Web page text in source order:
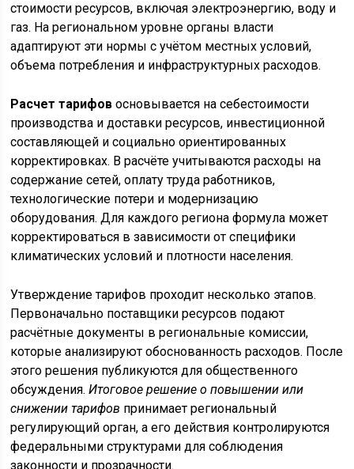
стоимости ресурсов, включая электроэнергию, воду и
газ. На региональном уровне органы власти
адаптируют эти нормы с учётом местных условий,
объема потребления и инфраструктурных расходов.
Расчет тарифов основывается на себестоимости
производства и доставки ресурсов, инвестиционной
составляющей и социально ориентированных
корректировках. В расчёте учитываются расходы на
содержание сетей, оплату труда работников,
технологические потери и модернизацию
оборудования. Для каждого региона формула может
корректироваться в зависимости от специфики
климатических условий и плотности населения.
Утверждение тарифов проходит несколько этапов.
Первоначально поставщики ресурсов подают
расчётные документы в региональные комиссии,
которые анализируют обоснованность расходов. После
этого решения публикуются для общественного
обсуждения.Итоговое решение о повышении или
снижении тарифов принимает региональный
регулирующий орган, а его действия контролируются
федеральными структурами для соблюдения
законности и прозрачности.